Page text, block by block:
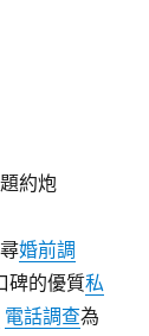
約炮
婚前調
碑的優質私
電話調查為